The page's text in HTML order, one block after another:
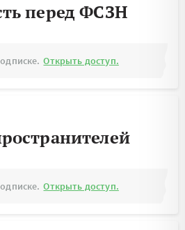
перед ФСЗН
Открыть доступ.
Открыть доступ.